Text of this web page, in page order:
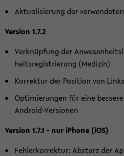
Ak­tua­li­sie­rung der
Ver­si­on 1.7.2
Ver­knüp­fung der
heits­re­gis­trie­rung (Me­di­zin)
Kor­rek­tur der Po­si­ti­on von
Op­ti­mie­run­gen für eine
Android-​Versionen
Ver­si­on 1.7.1 - nur iPho­ne (iOS)
Feh­ler­kor­rek­tur: Ab­sturz der